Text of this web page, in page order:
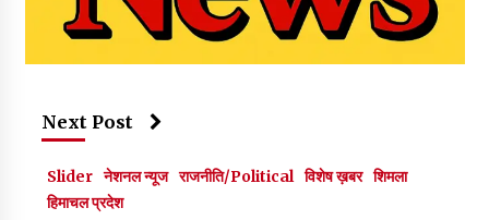
Next Post
Slider नेशनल न्यूज राजनीति/Political विशेष ख़बर शिमला
हिमाचल प्रदेश